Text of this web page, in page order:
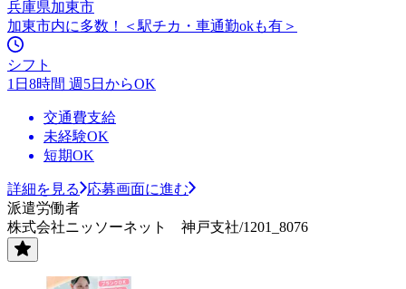
兵庫県加東市
加東市内に多数！＜駅チカ・車通勤okも有＞
シフト
1日8時間 週5日からOK
交通費支給
未経験OK
短期OK
詳細を見る
応募画面に進む
派遣労働者
株式会社ニッソーネット 神戸支社/1201_8076